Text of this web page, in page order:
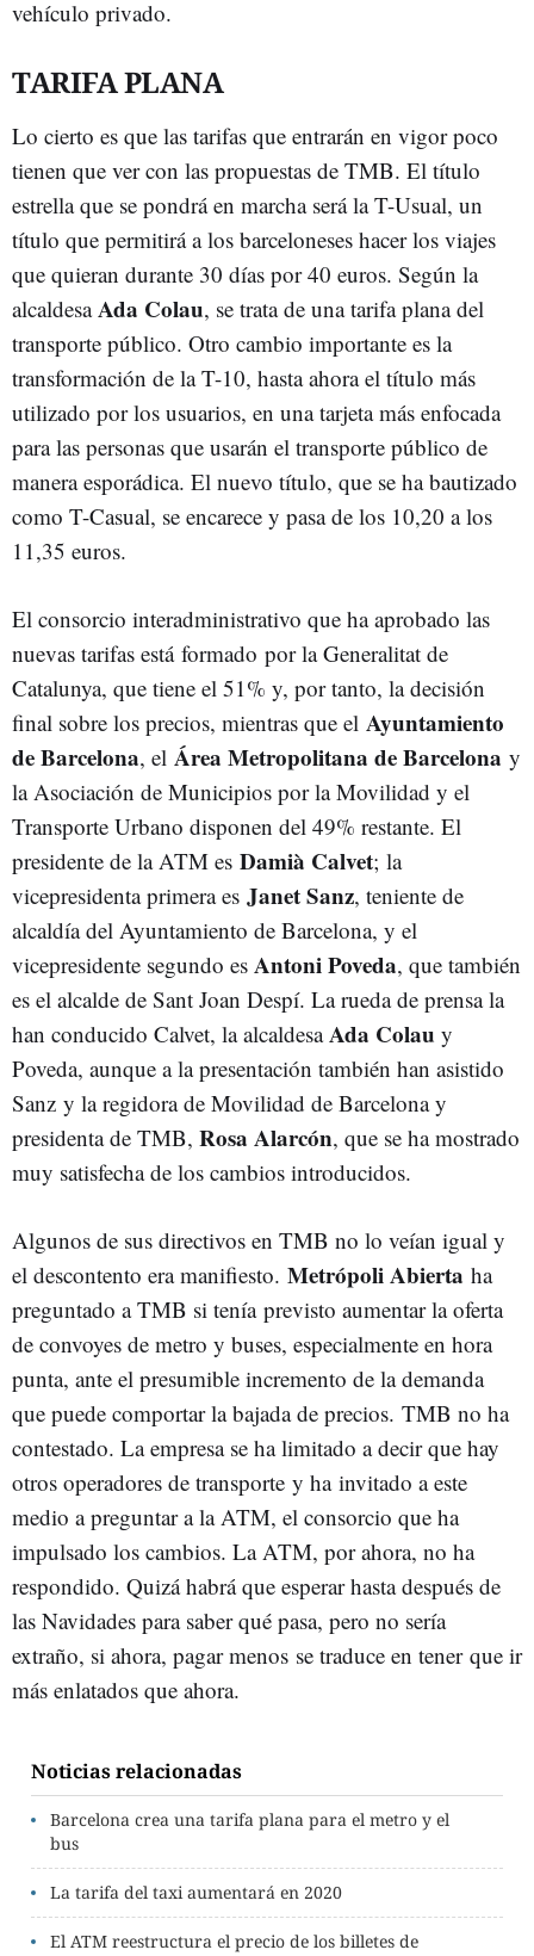
vehículo privado.
TARIFA PLANA
Lo cierto es que las tarifas que entrarán en vigor poco
tienen que ver con las propuestas de TMB. El título
estrella que se pondrá en marcha será la T-Usual, un
título que permitirá a los barceloneses hacer los viajes
que quieran durante 30 días por 40 euros. Según la
alcaldesaAda Colau, se trata de una tarifa plana del
transporte público. Otro cambio importante es la
transformación de la T-10, hasta ahora el título más
utilizado por los usuarios, en una tarjeta más enfocada
para las personas que usarán el transporte público de
manera esporádica. El nuevo título, que se ha bautizado
como T-Casual, se encarece y pasa de los 10,20 a los
11,35 euros.
El consorcio interadministrativo que ha aprobado las
nuevas tarifas está formado por la Generalitat de
Catalunya, que tiene el 51% y, por tanto, la decisión
final sobre los precios, mientras que el Ayuntamiento
de Barcelona, el Área Metropolitana de Barcelona y
la Asociación de Municipios por la Movilidad y el
Transporte Urbano disponen del 49% restante. El
presidente de la ATM es Damià Calvet; la
vicepresidenta primera es Janet Sanz, teniente de
alcaldía del Ayuntamiento de Barcelona, y el
vicepresidente segundo es Antoni Poveda, que también
es el alcalde de Sant Joan Despí. La rueda de prensa la
han conducido Calvet, la alcaldesaAda Colau y
Poveda, aunque a la presentación también han asistido
Sanz y la regidora de Movilidad de Barcelona y
presidenta de TMB, Rosa Alarcón, que se ha mostrado
muy satisfecha de los cambios introducidos.
Algunos de sus directivos en TMB no lo veían igual y
el descontento era manifiesto. Metrópoli Abierta ha
preguntado a TMB si tenía previsto aumentar la oferta
de convoyes de metro y buses, especialmente en hora
punta, ante el presumible incremento de la demanda
que puede comportar la bajada de precios. TMB no ha
contestado. La empresa se ha limitado a decir que hay
otros operadores de transporte y ha invitado a este
medio a preguntar a la ATM, el consorcio que ha
impulsado los cambios. La ATM, por ahora, no ha
respondido. Quizá habrá que esperar hasta después de
las Navidades para saber qué pasa, pero no sería
extraño, si ahora, pagar menos se traduce en tener que ir
más enlatados que ahora.
Noticias relacionadas
Barcelona crea una tarifa plana para el metro y el
bus
La tarifa del taxi aumentará en 2020
El ATM reestructura el precio de los billetes de